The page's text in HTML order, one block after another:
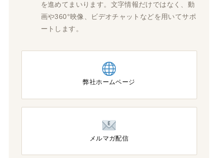
を進めてまいります。文字情報だけではなく、動
画や360°映像、ビデオチャットなどを用いてサポ
ートします。
弊社ホームページ
メルマガ配信